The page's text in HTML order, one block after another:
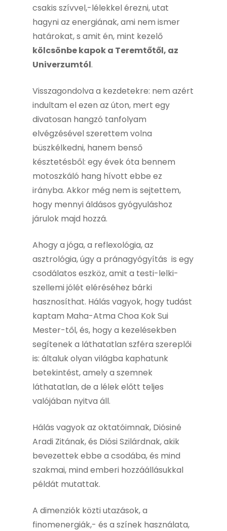
csakis szívvel,-lélekkel érezni, utat
hagyni az energiának, ami nem ismer
határokat, s amit én, mint kezelő
kölcsönbe kapok a Teremtőtől, az
Univerzumtól.
Visszagondolva a kezdetekre: nem azért
indultam el ezen az úton, mert egy
divatosan hangzó tanfolyam
elvégzésével szerettem volna
büszkélkedni, hanem benső
késztetésből: egy évek óta bennem
motoszkáló hang hívott ebbe ez
irányba. Akkor még nem is sejtettem,
hogy mennyi áldásos gyógyuláshoz
járulok majd hozzá.
Ahogy a jóga, a reflexológia, az
asztrológia, úgy a pránagyógyítás is egy
csodálatos eszköz, amit a testi-lelki-
szellemi jólét eléréséhez bárki
hasznosíthat. Hálás vagyok, hogy tudást
kaptam Maha-Atma Choa Kok Sui
Mester-től, és, hogy a kezelésekben
segítenek a láthatatlan szféra szereplői
is: általuk olyan világba kaphatunk
betekintést, amely a szemnek
láthatatlan, de a lélek előtt teljes
valójában nyitva áll.
Hálás vagyok az oktatóimnak, Diósiné
Aradi Zitának, és Diósi Szilárdnak, akik
bevezettek ebbe a csodába, és mind
szakmai, mind emberi hozzáállásukkal
példát mutattak.
A dimenziók közti utazások, a
finomenergiák,- és a színek használata,